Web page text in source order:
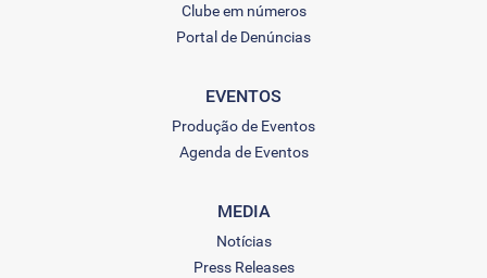
Clube em números
Portal de Denúncias
EVENTOS
Produção de Eventos
Agenda de Eventos
MEDIA
Notícias
Press Releases